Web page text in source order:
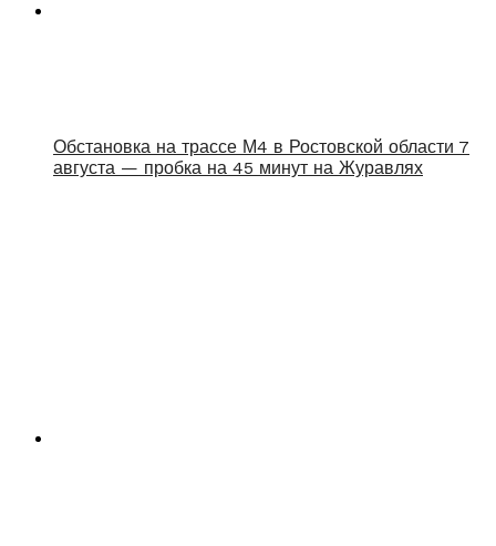
Обстановка на трассе М4 в Ростовской области 7
августа — пробка на 45 минут на Журавлях